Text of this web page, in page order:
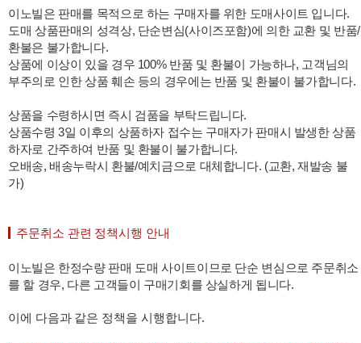
이노빌은 판매를 목적으로 하는 구매자를 위한 도매사이트 입니다.
도매 상품판매의 성격상, 단순변심(사이즈포함)에 의한 교환 및 반품/
환불은 불가합니다.
상품에 이상이 있을 경우 100% 반품 및 환불이 가능하나, 고객님의
부주의로 인한 상품 훼손 등의 경우에는 반품 및 환불이 불가합니다.
상품을 수령하시면 즉시 검품을 부탁드립니다.
상품수령 3일 이후의 상품하자 접수는 구매자가 판매시 발생한 상품
하자로 간주하여 반품 및 환불이 불가합니다.
오배송, 배송누락시 환불/예치금으로 대체합니다. (교환, 재발송 불
가)
주문취소 관련 정책시행 안내
이노빌은 한정수량 판매 도매 사이트이므로 단순 변심으로 주문취소
를 할 경우, 다른 고객들이 구매기회를 상실하게 됩니다.
이에 다음과 같은 정책을 시행합니다.